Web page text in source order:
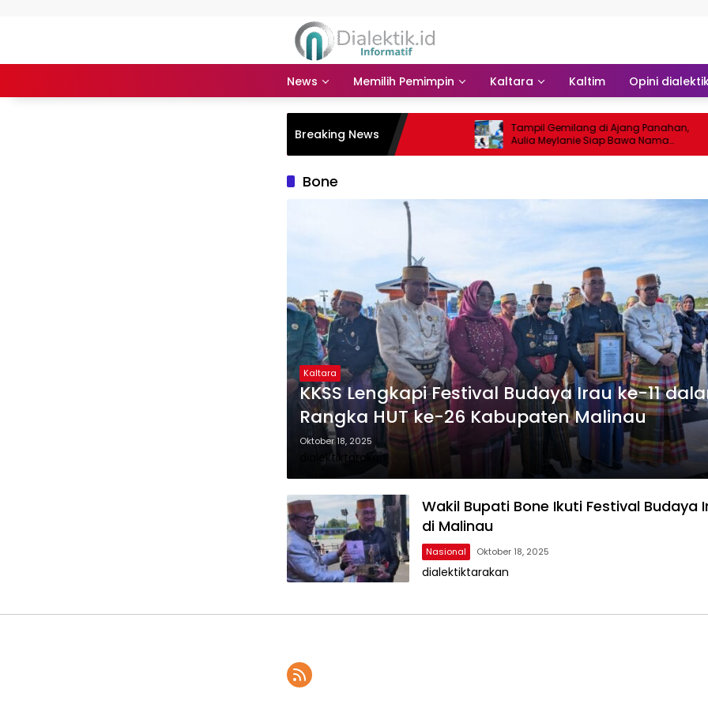
News Memilih Pemimpin Kaltara Kaltim Opini
Breaking News
Tampil Gemilang di Ajang Panahan,
Aulia Meylanie Siap Bawa Nama
Bulungan ke Kancah Nasional
Bone
Kaltara
KKSS Lengkapi Festival Budaya Irau ke-11
Rangka HUT ke-26 Kabupaten Malinau
Oktober 18, 2025
dialektiktarakan
Wakil Bupati Bone Ikuti Festival Budaya
di Malinau
Nasional Oktober 18, 2025
dialektiktarakan